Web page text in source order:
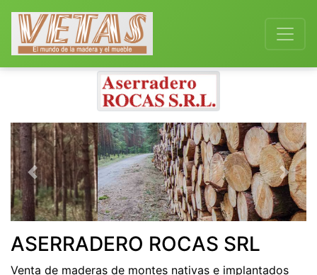
Previous Next
ASERRADERO ROCAS SRL
Venta de maderas de montes nativas e implantados